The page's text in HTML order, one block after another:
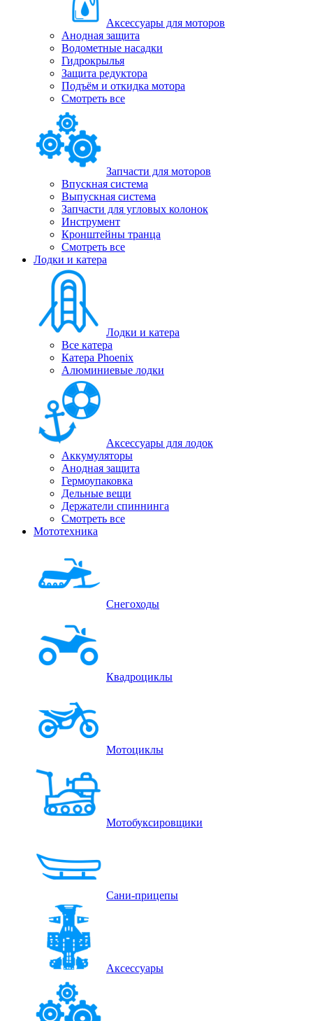
Аксессуары для моторов
Анодная защита
Водометные насадки
Гидрокрылья
Защита редуктора
Подъём и откидка мотора
Смотреть все
Запчасти для моторов
Впускная система
Выпускная система
Запчасти для угловых колонок
Инструмент
Кронштейны транца
Смотреть все
Лодки и катера
Лодки и катера
Все катера
Катера Phoenix
Алюминиевые лодки
Аксессуары для лодок
Аккумуляторы
Анодная защита
Гермоупаковка
Дельные вещи
Держатели спиннинга
Смотреть все
Мототехника
Снегоходы
Квадроциклы
Мотоциклы
Мотобуксировщики
Сани-прицепы
Аксессуары